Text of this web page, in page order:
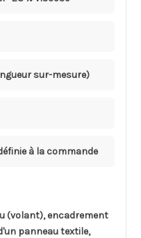
sur-mesure)
à la commande
(volant), encadrement
panneau textile,